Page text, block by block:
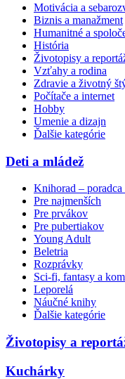
Motivácia a
Biznis a manažment
Humanitné a
História
Životopisy a
Vzťahy a rodina
Zdravie a životný
Počítače a internet
Hobby
Umenie a dizajn
Ďalšie kategórie
Deti a mládež
Knihorad –
Pre najmenších
Pre prvákov
Pre pubertiakov
Young Adult
Beletria
Rozprávky
Sci-fi, fantasy a
Leporelá
Náučné knihy
Ďalšie kategórie
Životopisy a
Kuchárky